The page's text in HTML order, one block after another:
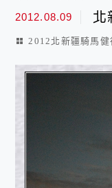
2012.08.09 北
2012北新疆騎馬健